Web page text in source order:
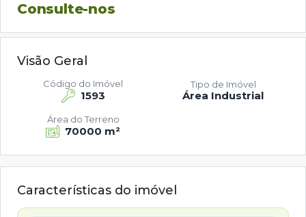
Consulte-nos
Visão Geral
1593
Código do Imóvel
Área Industrial
Tipo de Imóvel
70000 m²
Área do Terreno
Características do imóvel